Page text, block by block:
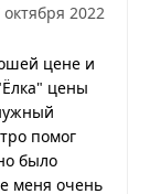
октября 2022
цене и
цены
помог
было
меня очень